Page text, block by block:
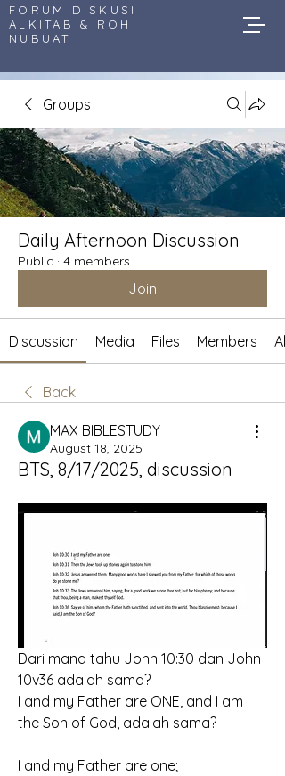
FORUM DISKUSI
ALKITAB & ROH
NUBUAT
Groups
Daily Afternoon Discussion
Public · 4 members
Join
Discussion Media Files Members
Back
MAX BIBLESTUDY
August 18, 2025
BTS, 8/17/2025, discussion
Dari mana tahu John 10:30 dan John
10v36 adalah sama?
I and my Father are ONE, and I am
the Son of God, adalah sama?
I and my Father are one;